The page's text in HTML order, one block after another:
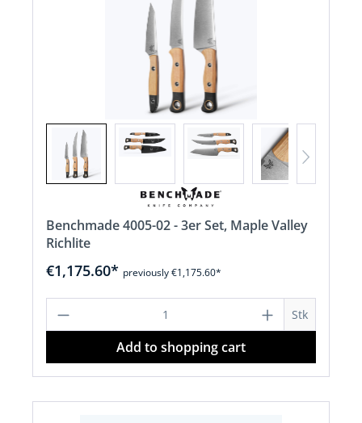
Benchmade 4005-02 - 3er Set, Maple Valley
Richlite
€1,175.60* previously €1,175.60*
Product Quantity: Enter the desired
Stk
Add to shopping cart